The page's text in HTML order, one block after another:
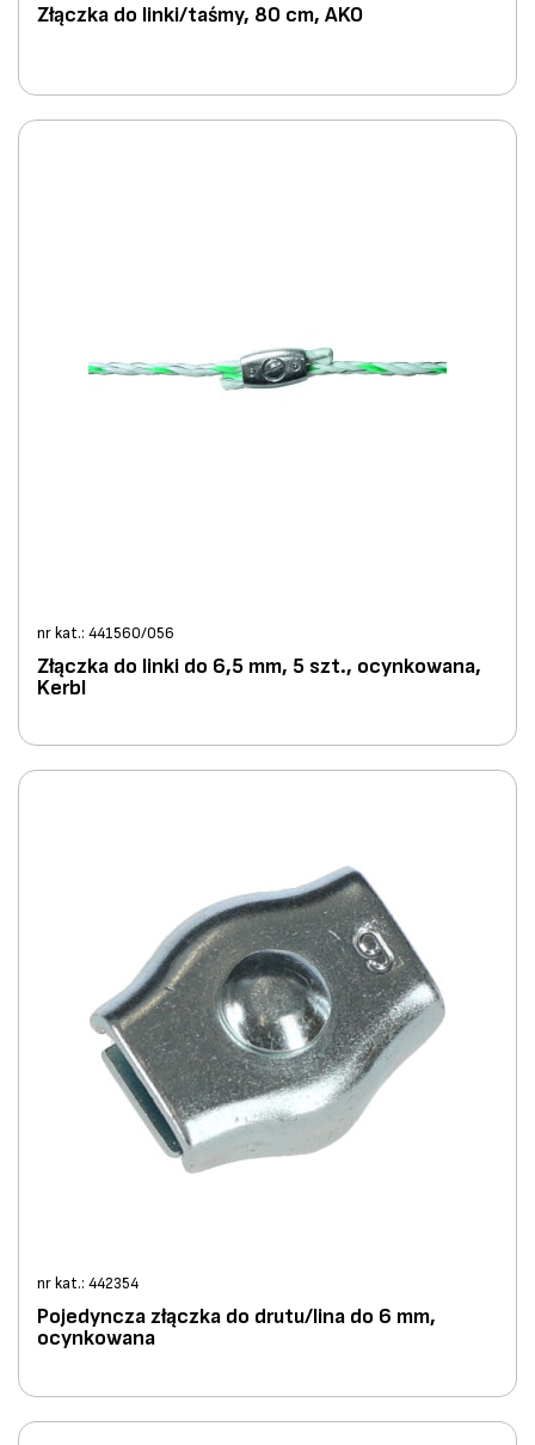
Złączka do linki/taśmy, 80 cm, AKO
nr kat.: 441560/056
Złączka do linki do 6,5 mm, 5 szt., ocynkowana,
Kerbl
nr kat.: 442354
Pojedyncza złączka do drutu/lina do 6 mm,
ocynkowana